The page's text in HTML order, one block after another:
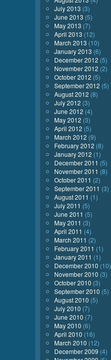
July 2013 (3)
June 2013 (5)
May 2013 (7)
April 2013 (12)
March 2013 (10)
January 2013 (6)
December 2012 (5)
November 2012 (2)
October 2012 (5)
September 2012 (5)
August 2012 (8)
July 2012 (3)
June 2012 (4)
May 2012 (3)
April 2012 (5)
March 2012 (9)
February 2012 (8)
January 2012 (1)
December 2011 (5)
November 2011 (8)
October 2011 (2)
September 2011 (3)
August 2011 (1)
July 2011 (5)
June 2011 (5)
May 2011 (3)
April 2011 (4)
March 2011 (2)
February 2011 (1)
January 2011 (1)
December 2010 (10)
November 2010 (3)
October 2010 (3)
September 2010 (5)
August 2010 (5)
July 2010 (7)
June 2010 (7)
May 2010 (6)
April 2010 (16)
March 2010 (12)
December 2009 (4)